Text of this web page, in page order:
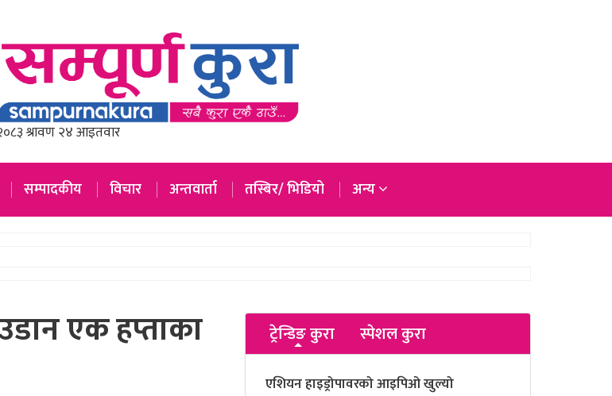
सम्पादकीय विचार अन्तवार्ता तस्बिर/ भिडियो अन्य
एक हप्ताका ट्रेन्डिङ कुरा स्पेशल कुरा
एशियन हाइड्रोपावरको आइपिओ खुल्यो